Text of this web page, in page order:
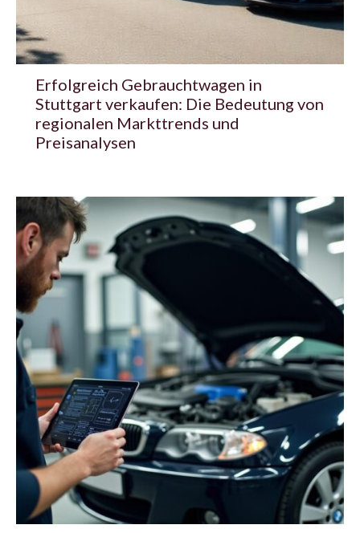
Erfolgreich Gebrauchtwagen in
Stuttgart verkaufen: Die Bedeutung von
regionalen Markttrends und
Preisanalysen